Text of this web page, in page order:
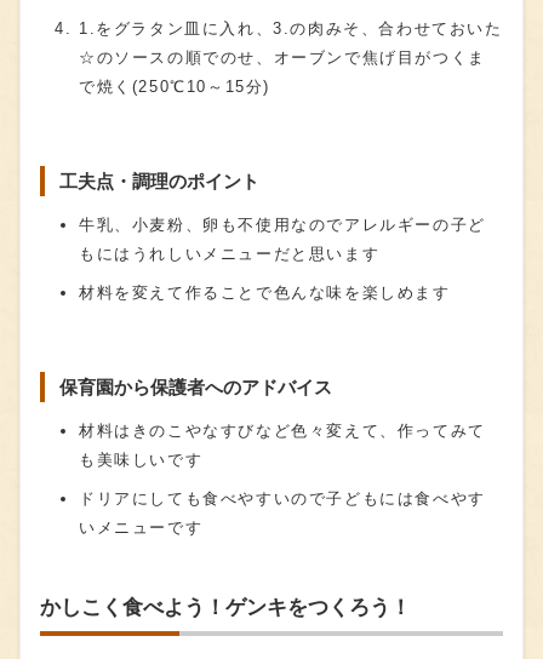
1.をグラタン皿に入れ、3.の肉みそ、合わせておいた
☆のソースの順でのせ、オーブンで焦げ目がつくま
で焼く(250℃10～15分)
工夫点・調理のポイント
牛乳、小麦粉、卵も不使用なのでアレルギーの子ど
もにはうれしいメニューだと思います
材料を変えて作ることで色んな味を楽しめます
保育園から保護者へのアドバイス
材料はきのこやなすびなど色々変えて、作ってみて
も美味しいです
ドリアにしても食べやすいので子どもには食べやす
いメニューです
かしこく食べよう！ゲンキをつくろう！